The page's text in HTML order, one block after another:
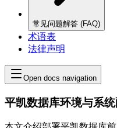
常见问题解答 (FAQ)
术语表
法律声明
Open docs navigation
平凯数据库环境与系